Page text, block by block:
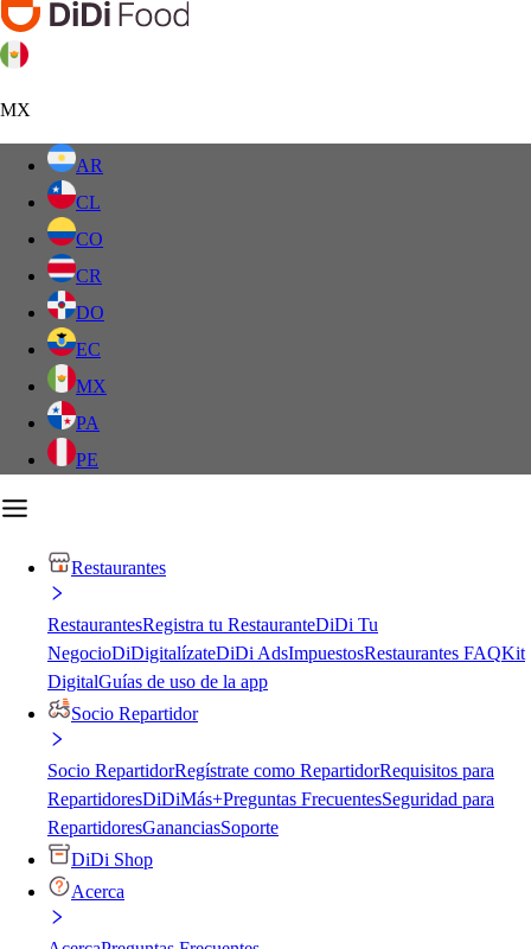
MX
AR
CL
CO
CR
DO
EC
MX
PA
PE
Restaurantes
RestaurantesRegistra tu RestauranteDiDi Tu
NegocioDiDigitalízateDiDi AdsImpuestosRestaurantes FAQKit
DigitalGuías de uso de la app
Socio Repartidor
Socio RepartidorRegístrate como RepartidorRequisitos para
RepartidoresDiDiMás+Preguntas FrecuentesSeguridad para
RepartidoresGananciasSoporte
DiDi Shop
Acerca